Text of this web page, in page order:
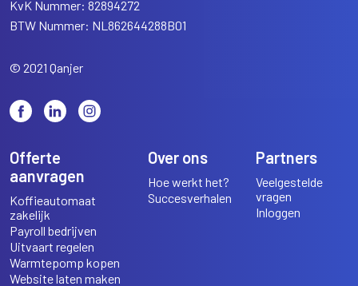
KvK Nummer: 82894272
BTW Nummer: NL862644288B01
© 2021 Qanjer
Offerte
aanvragen
Koffieautomaat
zakelijk
Payroll bedrijven
Uitvaart regelen
Warmtepomp kopen
Website laten maken
Over ons
Hoe werkt het?
Succesverhalen
Partners
Veelgestelde
vragen
Inloggen